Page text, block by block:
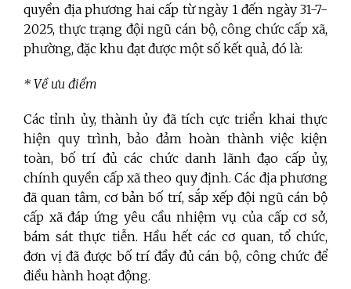
quyền địa phương hai cấp từ ngày 1 đến ngày 31-7-
2025, thực trạng đội ngũ cán bộ, công chức cấp xã,
phường, đặc khu đạt được một số kết quả, đó là:
* Về ưu điểm
Các tỉnh ủy, thành ủy đã tích cực triển khai thực
hiện quy trình, bảo đảm hoàn thành việc kiện
toàn, bố trí đủ các chức danh lãnh đạo cấp ủy,
chính quyền cấp xã theo quy định. Các địa phương
đã quan tâm, cơ bản bố trí, sắp xếp đội ngũ cán bộ
cấp xã đáp ứng yêu cầu nhiệm vụ của cấp cơ sở,
bám sát thực tiễn. Hầu hết các cơ quan, tổ chức,
đơn vị đã được bố trí đầy đủ cán bộ, công chức để
điều hành hoạt động.